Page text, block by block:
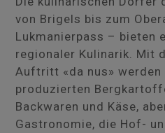
von Brigels bis zum
Lukmanierpass – bieten
regionaler Kulinarik. Mit
Auftritt «da nus» werden
produzierten
Backwaren und Käse,
Gastronomie, die Hof-